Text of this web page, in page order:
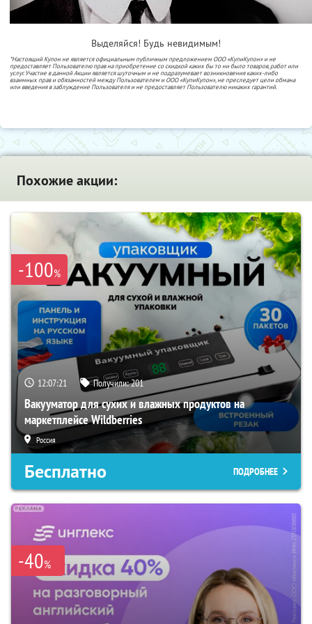
Выделяйся! Будь невидимым!
*Настоящий Купон не является официальным публичным предложением ООО «КупиКупон» и не
предоставляет Пользователю прав на приобретение со скидкой каких бы то ни было товаров, работ или
услуг. Участие в данной Акции является шуточным и не подразумевает возникновения каких-либо
взаимных прав и обязанностей между Пользователем и ООО «КупиКупон», не преследует цели обмана
или введения в заблуждение Пользователя и не предоставляет Пользователю никаких гарантий.
Похожие акции:
-100%
12:07:19 Получили:201
Вакууматор для сухих и влажных продуктов на
маркетплейсе Wildberries
Россия
Бесплатно ПОДРОБНЕЕ
-40%